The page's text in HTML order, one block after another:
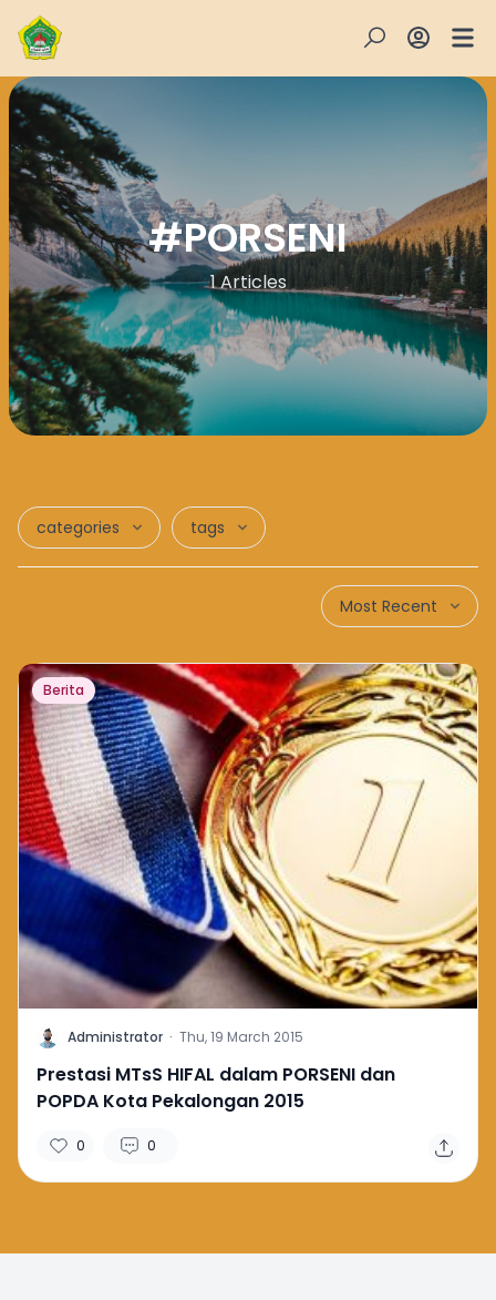
#PORSENI
1 Articles
categories tags
Most Recent
Berita
A Administrator · Thu, 19 March 2015
Prestasi MTsS HIFAL dalam PORSENI dan
POPDA Kota Pekalongan 2015
0 0